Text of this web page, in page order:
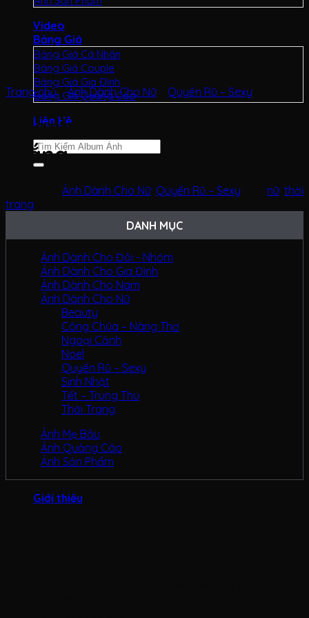
Video
Bảng Giá
Bảng Giá Cá Nhân
Bảng Giá Couple
Bảng Giá Gia Đình
Bảng Giá Quảng Cáo
Liên Hệ
Tìm
kiếm:
Trang chủ / Ảnh Dành Cho Nữ Quyến Rũ – Sexy
Doanh Nhân Vest Đen
Trắng
Ảnh Dành Cho Nữ, Quyến Rũ – Sexy nữ, thời
trang
DANH MỤC
Ảnh Dành Cho Đôi - Nhóm
Ảnh Dành Cho Gia Đình
Ảnh Dành Cho Nam
Ảnh Dành Cho Nữ
Beauty
Công Chúa – Nàng Thơ
Ngoại Cảnh
Noel
Quyến Rũ – Sexy
Sinh Nhật
Tết – Trung Thu
Thời Trang
Ảnh Mẹ Bầu
Ảnh Quảng Cáo
Ảnh Sản Phẩm
Giới thiệu